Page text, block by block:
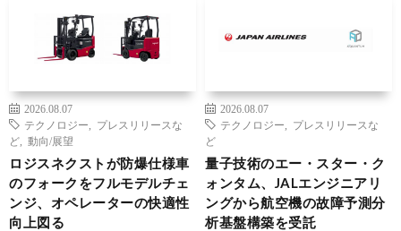
2026.08.07
テクノロジー
プレスリリースな
ど
動向/展望
ロジスネクストが防爆仕様車
のフォークをフルモデルチェ
ンジ、オペレーターの快適性
向上図る
2026.08.07
テクノロジー
プレスリリースな
ど
量子技術のエー・スター・ク
ォンタム、JALエンジニアリ
ングから航空機の故障予測分
析基盤構築を受託